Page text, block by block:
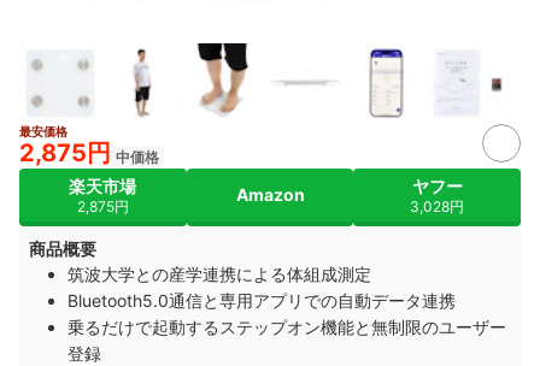
最安価格
2,875円 中価格
楽天市場
2,875円
Amazon ヤフー
3,028円
商品概要
筑波大学との産学連携による体組成測定
Bluetooth5.0通信と専用アプリでの自動データ連携
乗るだけで起動するステップオン機能と無制限のユーザー
登録